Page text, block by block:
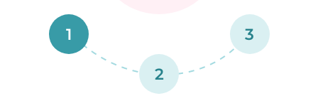
1
2
3